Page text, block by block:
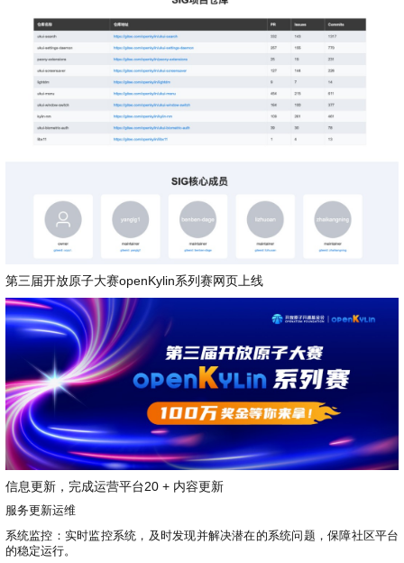
第三届开放原子大赛openKylin系列赛网页上线
信息更新，完成运营平台20 + 内容更新
服务更新运维
系统监控：实时监控系统，及时发现并解决潜在的系统问题，保障社区平台
的稳定运行。